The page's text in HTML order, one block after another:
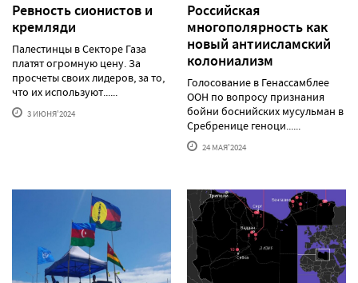
Ревность сионистов и
кремляди
Палестинцы в Секторе Газа
платят огромную цену. За
просчеты своих лидеров, за то,
что их используют......
3 ИЮНЯ'2024
Российская
многополярность как
новый антиисламский
колониализм
Голосование в Генассамблее
ООН по вопросу признания
бойни боснийских мусульман в
Сребренице геноци......
24 МАЯ'2024